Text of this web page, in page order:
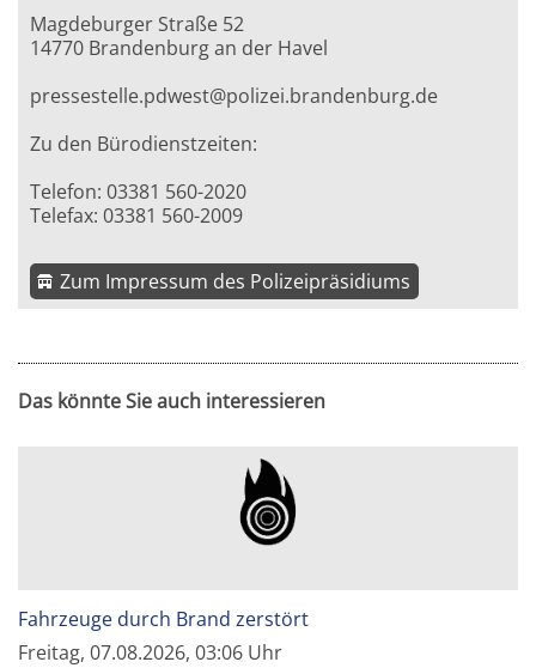
Magdeburger Straße 52
14770 Brandenburg an der Havel
pressestelle.pdwest@polizei.brandenburg.de
Zu den Bürodienstzeiten:
Telefon: 03381 560-2020
Telefax: 03381 560-2009
Zum Impressum des Polizeipräsidiums
Das könnte Sie auch interessieren
Fahrzeuge durch Brand zerstört
Freitag, 07.08.2026, 03:06 Uhr